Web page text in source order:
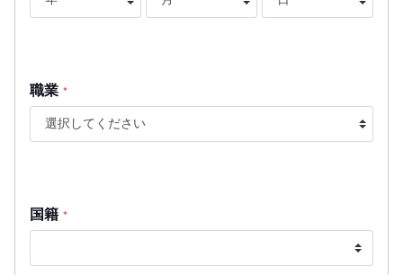
職業 *
国籍 *